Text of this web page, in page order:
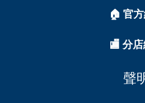
🏠 官
🏬 分
聲